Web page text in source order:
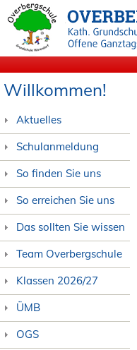
Willkommen!
Aktuelles
Schulanmeldung
So finden Sie uns
So erreichen Sie uns
Das sollten Sie wissen
Team Overbergschule
Klassen 2026/27
ÜMB
OGS